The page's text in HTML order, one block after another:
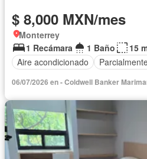
$ 8,000 MXN/mes
Monterrey
1 Recámara
1 Baño
15
Aire acondicionado
06/07/2026 en - Coldwell Banker